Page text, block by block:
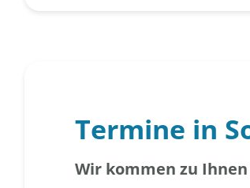
Termine in
Wir kommen zu Ihnen